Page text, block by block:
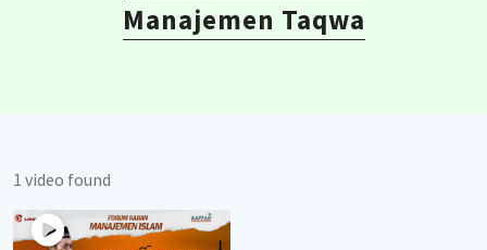
Manajemen Taqwa
1 video found